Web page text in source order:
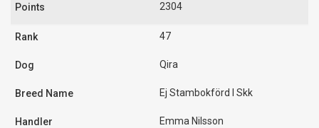
2304
47
Qira
Ej Stambokförd I Skk
Emma Nilsson